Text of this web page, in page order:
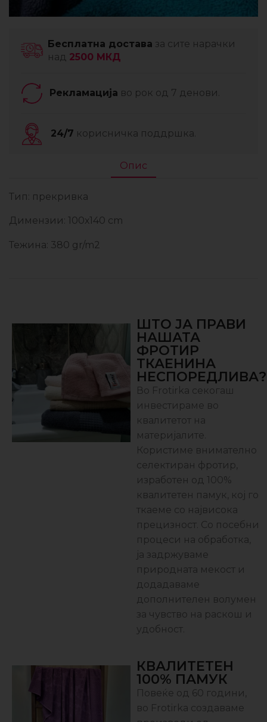
Бесплатна достава за сите нарачки
над 2500 МКД
Рекламација во рок од 7 денови.
24/7 корисничка поддршка.
Опис
Тип: прекривка
Димензии: 100х140 cm
Тежина: 380 gr/m2
ШТО ЈА ПРАВИ
НАШАТА
ФРОТИР
ТКАЕНИНА
НЕСПОРЕДЛИВА?
Во Frotirka секогаш
инвестираме во
квалитетот на
материјалите.
Користиме внимателно
селектиран фротир,
изработен од 100%
квалитетен памук, кој го
ткаеме со највисока
прецизност. Со посебни
процеси на обработка,
ја задржуваме
природната мекост и
додадаваме
дополнителен волумен
за чувство на раскош и
удобност.
КВАЛИТЕТЕН
100% ПАМУК
Повеќе од 60 години,
во Frotirka создаваме